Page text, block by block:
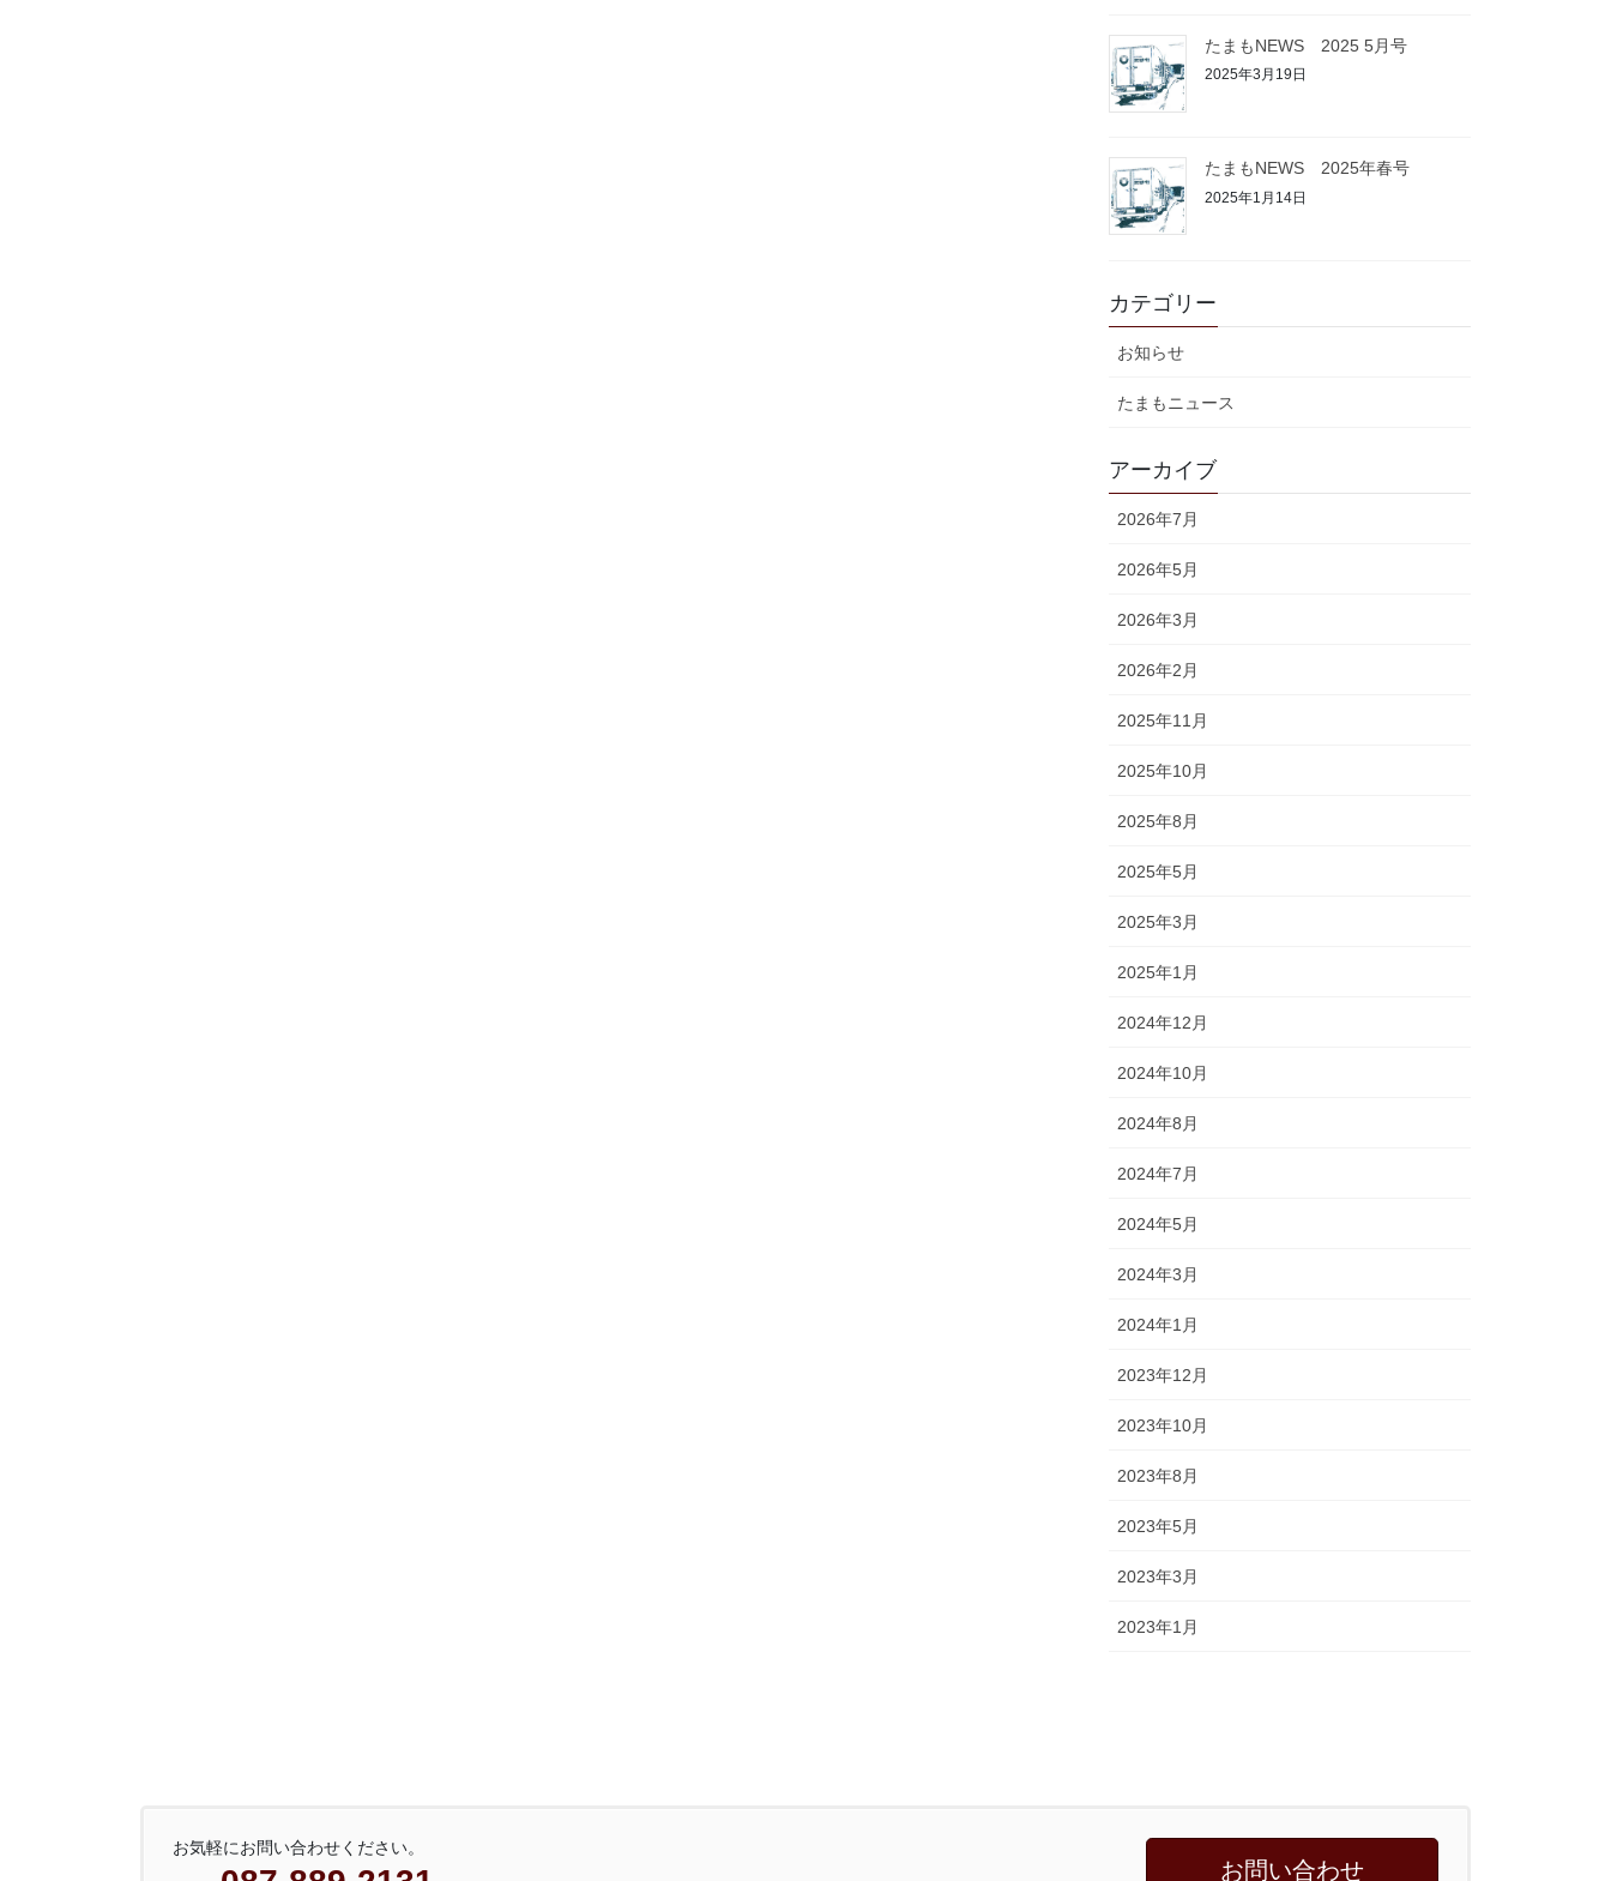
たまもNEWS 2025 5月号
2025年3月19日
たまもNEWS 2025年春号
2025年1月14日
カテゴリー
お知らせ
たまもニュース
アーカイブ
2026年7月
2026年5月
2026年3月
2026年2月
2025年11月
2025年10月
2025年8月
2025年5月
2025年3月
2025年1月
2024年12月
2024年10月
2024年8月
2024年7月
2024年5月
2024年3月
2024年1月
2023年12月
2023年10月
2023年8月
2023年5月
2023年3月
2023年1月
お気軽にお問い合わせください。
お問い合わせ